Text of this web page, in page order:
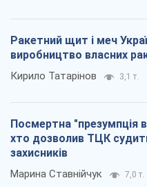
Ракетний щит і меч
виробництво власних
Кирило Татарінов 3,1 т.
Посмертна "презумпція
хто дозволив ТЦК
захисників
Марина Ставнійчук 7,0 т.